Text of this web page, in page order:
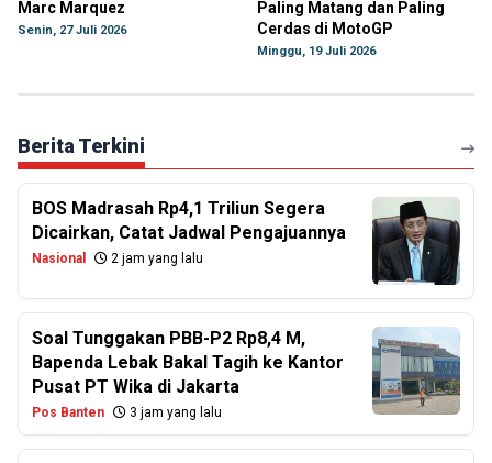
Marc Marquez
Senin, 27 Juli 2026
Paling Matang dan Paling
Cerdas di MotoGP
Minggu, 19 Juli 2026
Berita Terkini
BOS Madrasah Rp4,1 Triliun Segera
Dicairkan, Catat Jadwal Pengajuannya
Nasional 2 jam yang lalu
Soal Tunggakan PBB-P2 Rp8,4 M,
Bapenda Lebak Bakal Tagih ke Kantor
Pusat PT Wika di Jakarta
Pos Banten 3 jam yang lalu